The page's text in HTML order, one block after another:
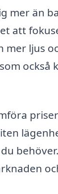
mer än
att
mer ljus
också